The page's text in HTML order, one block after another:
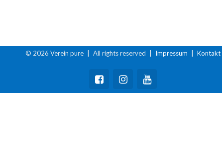
© 2026 Verein pure | All rights reserved | Impressum Kontakt